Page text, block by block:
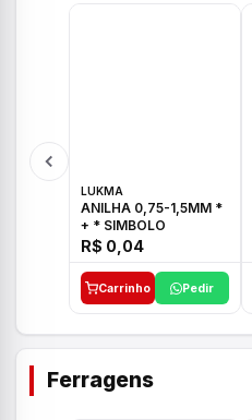
LUKMA
ANILHA 0,75-1,5MM *
+ * SIMBOLO
R$ 0,04
Carrinho Pedir
Ferragens